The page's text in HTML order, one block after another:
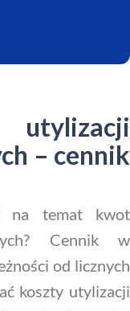
utylizacji
– cennik
na temat kwot
Cennik w
od licznych
koszty utylizacji